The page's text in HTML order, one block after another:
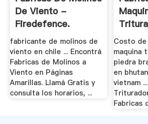
De Viento -
Firedefence.
fabricante de molinos de
viento en chile ... Encontrá
Fabricas de Molinos a
Viento en Páginas
Amarillas. Llamá Gratis y
consulta los horarios, ...
Costo
maquina
piedra
en
vietnam
Fabricas